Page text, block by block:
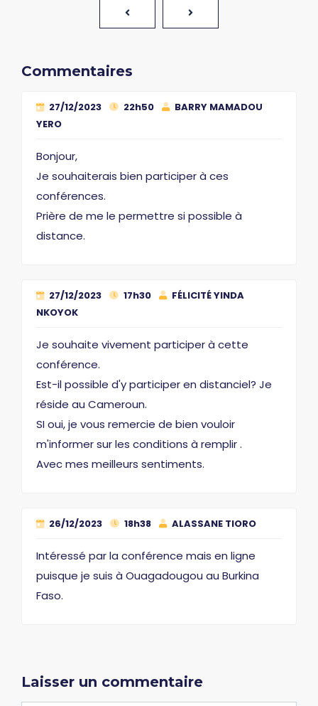
Commentaires
27/12/2023 22h50
BARRY MAMADOU
YERO
Bonjour,
Je souhaiterais bien participer à ces
conférences.
Prière de me le permettre si possible à
distance.
27/12/2023 17h30
FÉLICITÉ YINDA
NKOYOK
Je souhaite vivement participer à cette
conférence.
Est-il possible d'y participer en distanciel? Je
réside au Cameroun.
SI oui, je vous remercie de bien vouloir
m'informer sur les conditions à remplir .
Avec mes meilleurs sentiments.
26/12/2023 18h38 ALASSANE TIORO
Intéressé par la conférence mais en ligne
puisque je suis à Ouagadougou au Burkina
Faso.
Laisser un commentaire